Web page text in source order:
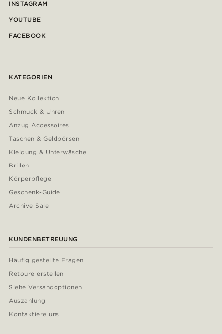
INSTAGRAM
YOUTUBE
FACEBOOK
KATEGORIEN
Neue Kollektion
Schmuck & Uhren
Anzug Accessoires
Taschen & Geldbörsen
Kleidung & Unterwäsche
Brillen
Körperpflege
Geschenk-Guide
Archive Sale
KUNDENBETREUUNG
Häufig gestellte Fragen
Retoure erstellen
Siehe Versandoptionen
Auszahlung
Kontaktiere uns